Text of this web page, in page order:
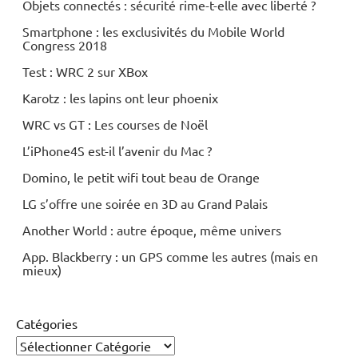
Periphériques
Wi-
Objets connectés : sécurité rime-t-elle avec liberté ?
Smartphone : les exclusivités du Mobile World
Congress 2018
Test : WRC 2 sur XBox
Karotz : les lapins ont leur phoenix
WRC vs GT : Les courses de Noël
L’iPhone4S est-il l’avenir du Mac ?
Domino, le petit wifi tout beau de Orange
LG s’offre une soirée en 3D au Grand Palais
Another World : autre époque, même univers
App. Blackberry : un GPS comme les autres (mais en
mieux)
Catégories